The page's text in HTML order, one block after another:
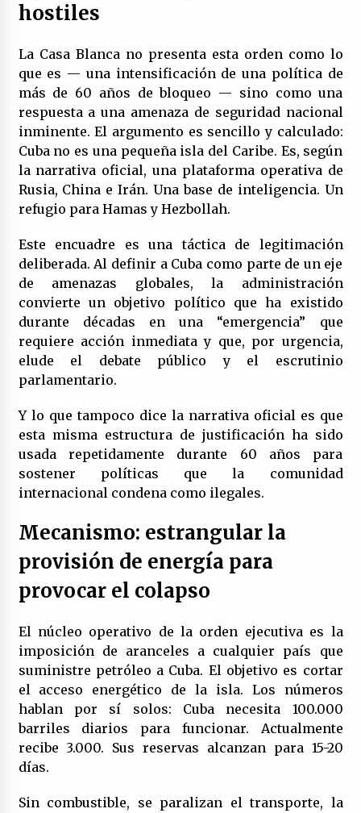
Asamblea abierta de los CLER en Alaquàs
plantea una alternativa a las obras aprobadas
para La Saleta y la línea C3.
16/07/2026
Declaración de Estambul por un Frente Común
contra la OTAN, el Imperialismo y la Guerra.
14/07/2026
El fuego no tiene la culpa en Los Gallardos
(Almería)
hostiles
La Casa Blanca no presenta esta orden como lo
que es — una intensificación de una política de
más de 60 años de bloqueo — sino como una
respuesta a una amenaza de seguridad nacional
inminente. El argumento es sencillo y calculado:
Cuba no es una pequeña isla del Caribe. Es, según
la narrativa oficial, una plataforma operativa de
Rusia, China e Irán. Una base de inteligencia. Un
refugio para Hamas y Hezbollah.
Este encuadre es una táctica de legitimación
deliberada. Al definir a Cuba como parte de un eje
de amenazas globales, la administración
convierte un objetivo político que ha existido
durante décadas en una “emergencia” que
requiere acción inmediata y que, por urgencia,
elude el debate público y el escrutinio
parlamentario.
Y lo que tampoco dice la narrativa oficial es que
esta misma estructura de justificación ha sido
usada repetidamente durante 60 años para
sostener políticas que la comunidad
internacional condena como ilegales.
Mecanismo: estrangular la
provisión de energía para
provocar el colapso
El núcleo operativo de la orden ejecutiva es la
imposición de aranceles a cualquier país que
suministre petróleo a Cuba. El objetivo es cortar
el acceso energético de la isla. Los números
hablan por sí solos: Cuba necesita 100.000
barriles diarios para funcionar. Actualmente
recibe 3.000. Sus reservas alcanzan para 15-20
días.
Sin combustible, se paralizan el transporte, la